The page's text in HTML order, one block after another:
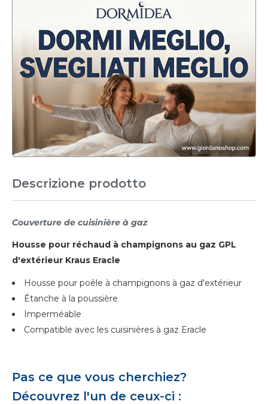
Descrizione prodotto
Couverture de cuisinière à gaz
Housse pour réchaud à champignons au gaz GPL
d'extérieur Kraus Eracle
Housse pour poêle à champignons à gaz d'extérieur
Étanche à la poussière
Imperméable
Compatible avec les cuisinières à gaz Eracle
Pas ce que vous cherchiez?
Découvrez l'un de ceux-ci :